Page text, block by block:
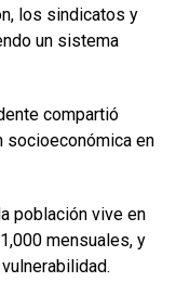
los sindicatos y
un sistema
compartió
socioeconómica en
población vive en
mensuales, y